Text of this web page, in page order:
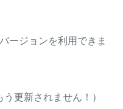
バージョンを利用できま
更新されません！）